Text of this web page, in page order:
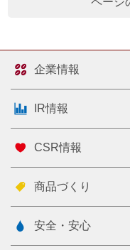
企業情報
IR情報
CSR情報
商品づくり
安全・安心